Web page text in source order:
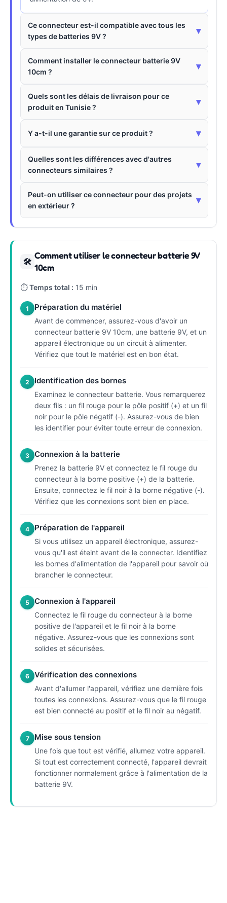
Ce connecteur est-il compatible avec tous les
types de batteries 9V ?
▾
Comment installer le connecteur batterie 9V
10cm ?
▾
Quels sont les délais de livraison pour ce
produit en Tunisie ?
▾
Y a-t-il une garantie sur ce produit ? ▾
Quelles sont les différences avec d'autres
connecteurs similaires ?
▾
Peut-on utiliser ce connecteur pour des projets
en extérieur ?
▾
🛠
Comment utiliser le connecteur batterie 9V
10cm
⏱Temps total : 15 min
1 Préparation du matériel
Avant de commencer, assurez-vous d'avoir un
connecteur batterie 9V 10cm, une batterie 9V, et un
appareil électronique ou un circuit à alimenter.
Vérifiez que tout le matériel est en bon état.
2 Identification des bornes
Examinez le connecteur batterie. Vous remarquerez
deux fils : un fil rouge pour le pôle positif (+) et un fil
noir pour le pôle négatif (-). Assurez-vous de bien
les identifier pour éviter toute erreur de connexion.
3 Connexion à la batterie
Prenez la batterie 9V et connectez le fil rouge du
connecteur à la borne positive (+) de la batterie.
Ensuite, connectez le fil noir à la borne négative (-).
Vérifiez que les connexions sont bien en place.
4 Préparation de l'appareil
Si vous utilisez un appareil électronique, assurez-
vous qu'il est éteint avant de le connecter. Identifiez
les bornes d'alimentation de l'appareil pour savoir où
brancher le connecteur.
5 Connexion à l'appareil
Connectez le fil rouge du connecteur à la borne
positive de l'appareil et le fil noir à la borne
négative. Assurez-vous que les connexions sont
solides et sécurisées.
6 Vérification des connexions
Avant d'allumer l'appareil, vérifiez une dernière fois
toutes les connexions. Assurez-vous que le fil rouge
est bien connecté au positif et le fil noir au négatif.
7 Mise sous tension
Une fois que tout est vérifié, allumez votre appareil.
Si tout est correctement connecté, l'appareil devrait
fonctionner normalement grâce à l'alimentation de la
batterie 9V.